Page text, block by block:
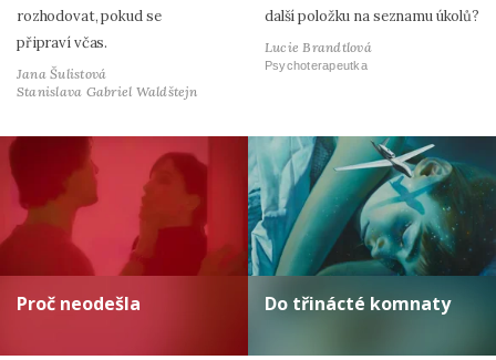
rozhodovat, pokud se
připraví včas.
Jana Šulistová
Stanislava Gabriel Waldštejn
další položku na seznamu úkolů?
Lucie Brandtlová
Psychoterapeutka
Proč neodešla Do třinácté komnaty